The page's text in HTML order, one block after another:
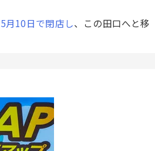
5月10日で閉店し、この田口へと移